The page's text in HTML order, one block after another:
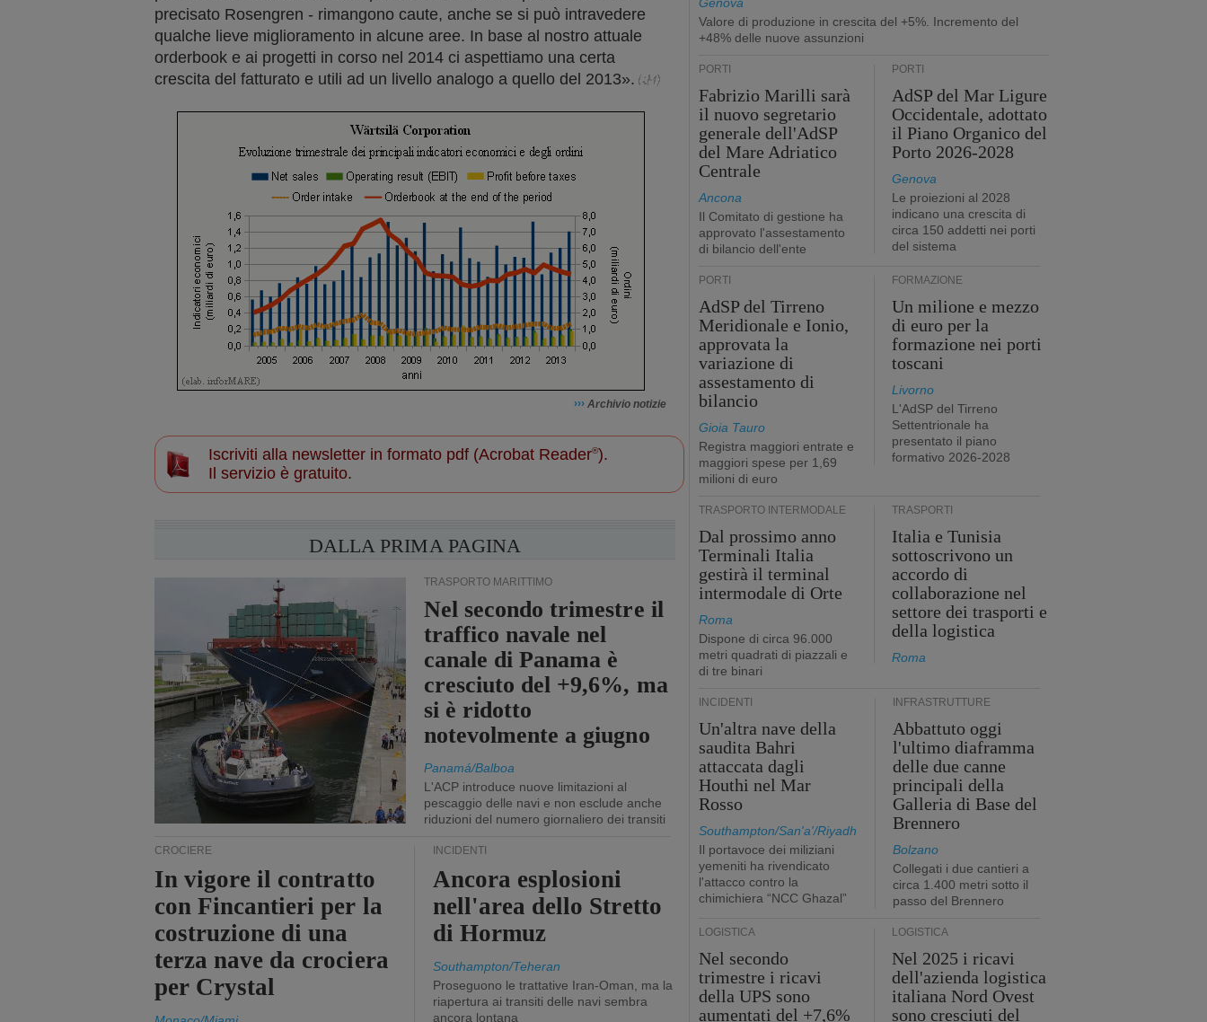
precisato Rosengren - rimangono caute, anche se si può intravedere
qualche lieve miglioramento in alcune aree. In base al nostro attuale
orderbook e ai progetti in corso nel 2014 ci aspettiamo una certa
crescita del fatturato e utili ad un livello analogo a quello del 2013».
››› Archivio notizie
Iscriviti alla newsletter in formato pdf (Acrobat Reader®).
Il servizio è gratuito.
DALLA PRIMA PAGINA
TRASPORTO MARITTIMO
Nel secondo trimestre il
traffico navale nel
canale di Panama è
cresciuto del +9,6%, ma
si è ridotto
notevolmente a giugno
Panamá/Balboa
L'ACP introduce nuove limitazioni al
pescaggio delle navi e non esclude anche
riduzioni del numero giornaliero dei transiti
CROCIERE
In vigore il contratto
con Fincantieri per la
costruzione di una
terza nave da crociera
per Crystal
INCIDENTI
Ancora esplosioni
nell'area dello Stretto
di Hormuz
Southampton/Teheran
Proseguono le trattative Iran-Oman, ma la
riapertura ai transiti delle navi sembra
ancora lontana
Valore di produzione in crescita del +5%. Incremento del
+48% delle nuove assunzioni
PORTI
Fabrizio Marilli sarà
il nuovo segretario
generale dell'AdSP
del Mare Adriatico
Centrale
Ancona
Il Comitato di gestione ha
approvato l'assestamento
di bilancio dell'ente
PORTI
AdSP del Mar Ligure
Occidentale, adottato
il Piano Organico del
Porto 2026-2028
Genova
Le proiezioni al 2028
indicano una crescita di
circa 150 addetti nei porti
del sistema
PORTI
AdSP del Tirreno
Meridionale e Ionio,
approvata la
variazione di
assestamento di
bilancio
Gioia Tauro
Registra maggiori entrate e
maggiori spese per 1,69
milioni di euro
FORMAZIONE
Un milione e mezzo
di euro per la
formazione nei porti
toscani
Livorno
L'AdSP del Tirreno
Settentrionale ha
presentato il piano
formativo 2026-2028
TRASPORTO INTERMODALE
Dal prossimo anno
Terminali Italia
gestirà il terminal
intermodale di Orte
Roma
Dispone di circa 96.000
metri quadrati di piazzali e
di tre binari
TRASPORTI
Italia e Tunisia
sottoscrivono un
accordo di
collaborazione nel
settore dei trasporti e
della logistica
Roma
INCIDENTI
Un'altra nave della
saudita Bahri
attaccata dagli
Houthi nel Mar
Rosso
Southampton/San'a'/Riyadh
Il portavoce dei miliziani
yemeniti ha rivendicato
l'attacco contro la
chimichiera “NCC Ghazal”
INFRASTRUTTURE
Abbattuto oggi
l'ultimo diaframma
delle due canne
principali della
Galleria di Base del
Brennero
Bolzano
Collegati i due cantieri a
circa 1.400 metri sotto il
passo del Brennero
LOGISTICA
Nel secondo
trimestre i ricavi
della UPS sono
aumentati del +7,6%
LOGISTICA
Nel 2025 i ricavi
dell'azienda logistica
italiana Nord Ovest
sono cresciuti del